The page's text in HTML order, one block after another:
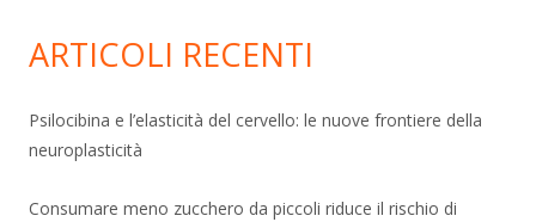
ARTICOLI RECENTI
Psilocibina e l’elasticità del cervello: le nuove frontiere della
neuroplasticità
Consumare meno zucchero da piccoli riduce il rischio di